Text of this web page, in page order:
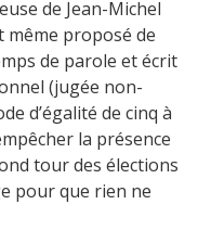
de Jean-Michel
même proposé de
de parole et écrit
(jugée non-
d’égalité de cinq à
la présence
tour des élections
pour que rien ne